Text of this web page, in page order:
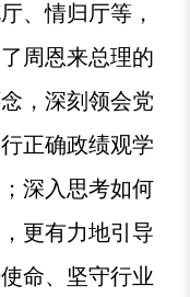
、情归厅等，
周恩来总理的
，深刻领会党
正确政绩观学
深入思考如何
更有力地引导
命、坚守行业